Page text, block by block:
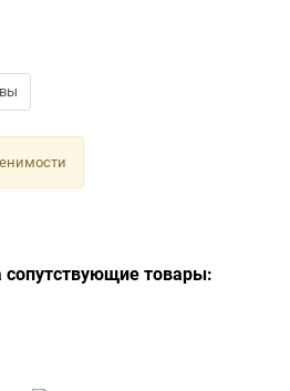
сопутствующие товары: